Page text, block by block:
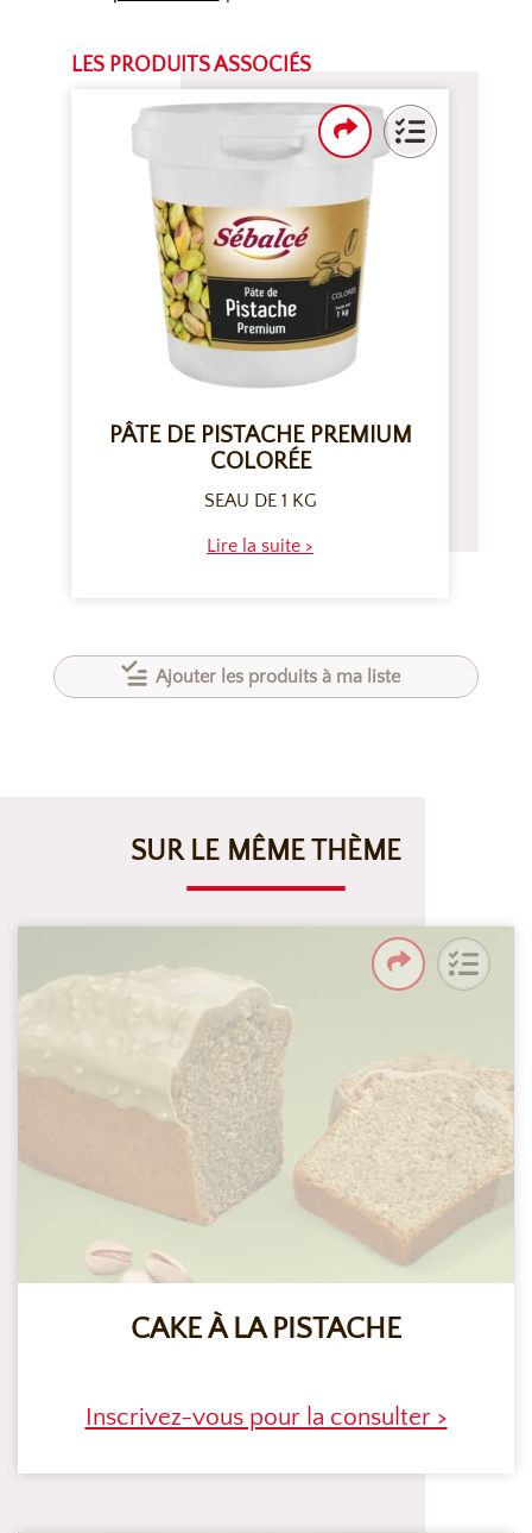
LES PRODUITS ASSOCIÉS
PÂTE DE PISTACHE PREMIUM
COLORÉE
SEAU DE 1 KG
Lire la suite >
Ajouter les produits à ma liste
SUR LE MÊME THÈME
CAKE À LA PISTACHE
Inscrivez-vous pour la consulter >